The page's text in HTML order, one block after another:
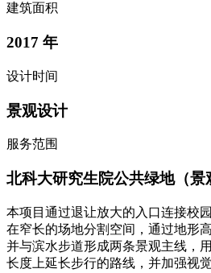
建筑面积
2017 年
设计时间
景观设计
服务范围
北科大研究生院公共绿地（景
本项目通过退让放大的入口连接校
在窄长的场地分割空间，通过地形
并与滨水步道形成两条景观主线，
长度上延长步行的路线，并加强视